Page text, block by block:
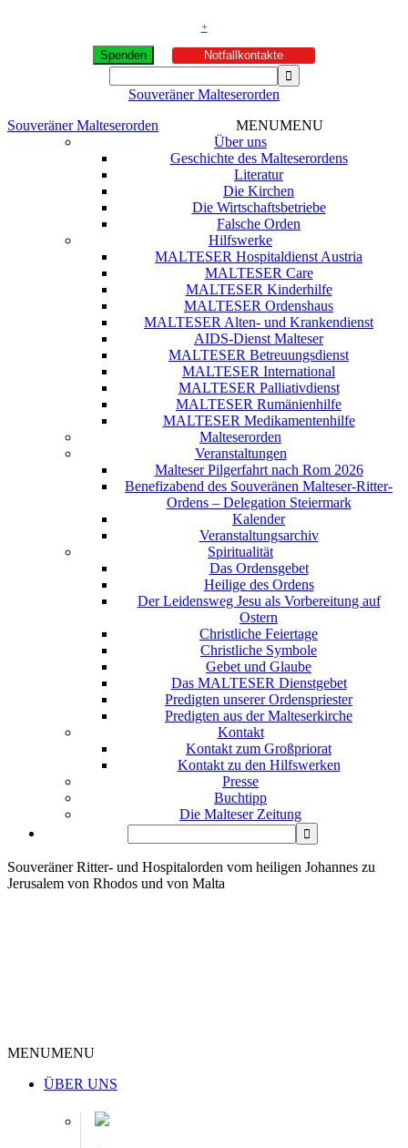
+
Spenden Notfallkontakte
Souveräner Malteserorden
Souveräner Malteserorden
MENUMENU
Über uns
Geschichte des Malteserordens
Literatur
Die Kirchen
Die Wirtschaftsbetriebe
Falsche Orden
Hilfswerke
MALTESER Hospitaldienst Austria
MALTESER Care
MALTESER Kinderhilfe
MALTESER Ordenshaus
MALTESER Alten- und Krankendienst
AIDS-Dienst Malteser
MALTESER Betreuungsdienst
MALTESER International
MALTESER Palliativdienst
MALTESER Rumänienhilfe
MALTESER Medikamentenhilfe
Malteserorden
Veranstaltungen
Malteser Pilgerfahrt nach Rom 2026
Benefizabend des Souveränen Malteser-Ritter-
Ordens – Delegation Steiermark
Kalender
Veranstaltungsarchiv
Spiritualität
Das Ordensgebet
Heilige des Ordens
Der Leidensweg Jesu als Vorbereitung auf
Ostern
Christliche Feiertage
Christliche Symbole
Gebet und Glaube
Das MALTESER Dienstgebet
Predigten unserer Ordenspriester
Predigten aus der Malteserkirche
Kontakt
Kontakt zum Großpriorat
Kontakt zu den Hilfswerken
Presse
Buchtipp
Die Malteser Zeitung
Souveräner Ritter- und Hospitalorden vom heiligen Johannes zu
Jerusalem von Rhodos und von Malta
MENUMENU
ÜBER UNS